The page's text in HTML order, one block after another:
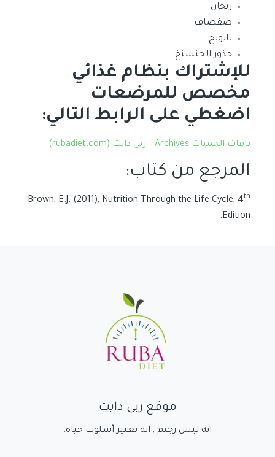
ريحان
صفصاف
بابونج
جذور الجنسنغ
للإشتراك بنظام غذائي
مخصص للمرضعات
اضغطي على الرابط التالي:
باقات الحميات Archives – ربى دايت (rubadiet.com)
المرجع من كتاب:
Brown, E.J. (2011), Nutrition Through the Life Cycle, 4th
Edition.
موقع ربى دايت
انه ليس رجيم , انه تغيير أسلوب حياة.